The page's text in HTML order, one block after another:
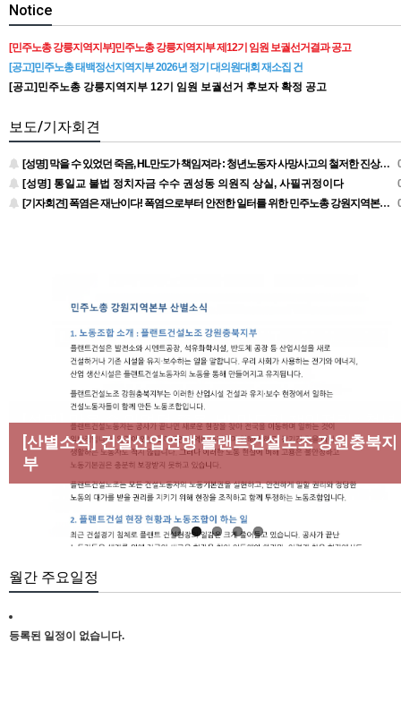
Notice
[민주노총 강릉지역지부]민주노총 강릉지역지부 제12기 임원 보궐선거결과 공고
[공고]민주노총 태백정선지역지부 2026년 정기 대의원대회 재소집 건
[공고]민주노총 강릉지역지부 12기 임원 보궐선거 후보자 확정 공고
보도/기자회견
[성명] 막을 수 있었던 죽음, HL만도가 책임져라 : 청년노동자 사망사고의 철저한 진상규명과 재발방지 대책 마련하라
[성명] 통일교 불법 정치자금 수수 권성동 의원직 상실, 사필귀정이다
[기자회견] 폭염은 재난이다! 폭염으로부터 안전한 일터를 위한 민주노총 강원지역본부 폭염감시단 선포 기자회견
[성명] 막을 수 있었던 죽음, HL만도가 책임져라 : 청년
노동자 사망사고의 철저한 진상규명과 재발방지 대책
마련하라
[산별소식] 건설산업연맹 플랜트건설노조 강원충북지
부
[강릉,속초,원주,춘천] 폭염감시단 사업 이모저모
[조합원☆인터뷰] 서비스연맹 전국학교비정규직노동
합 강원지부 김유미 춘천지회장
[본부소식] 강원지역 노동자 합창단 모임
월간 주요일정
등록된 일정이 없습니다.